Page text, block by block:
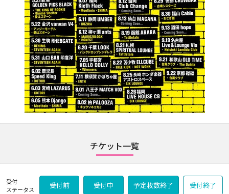
チケット一覧
受付
ステータス
受付前 受付中 予定枚数終了 受付終了